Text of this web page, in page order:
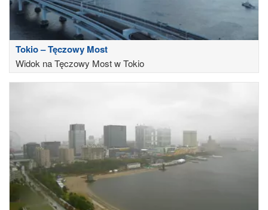
Tokio – Tęczowy Most
Widok na Tęczowy Most w Tokio